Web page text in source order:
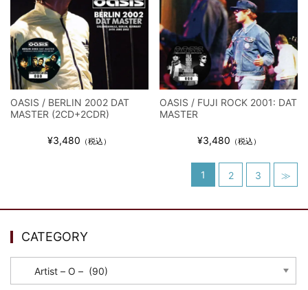
OASIS / BERLIN 2002 DAT
MASTER (2CD+2CDR)
¥3,480 （税込）
OASIS / FUJI ROCK 2001: DAT
MASTER
¥3,480 （税込）
1 2 3 ≫
CATEGORY